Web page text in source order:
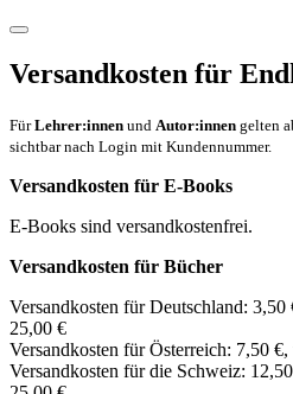
Versandkosten für
FürLehrer:innen und Autor:innen gelten
sichtbar nach Login mit Kundennummer.
Versandkosten für E-Books
E-Books sind versandkostenfrei.
Versandkosten für Bücher
Versandkosten für Deutschland: 3,50
25,00 €
Versandkosten für Österreich: 7,50
Versandkosten für die Schweiz: